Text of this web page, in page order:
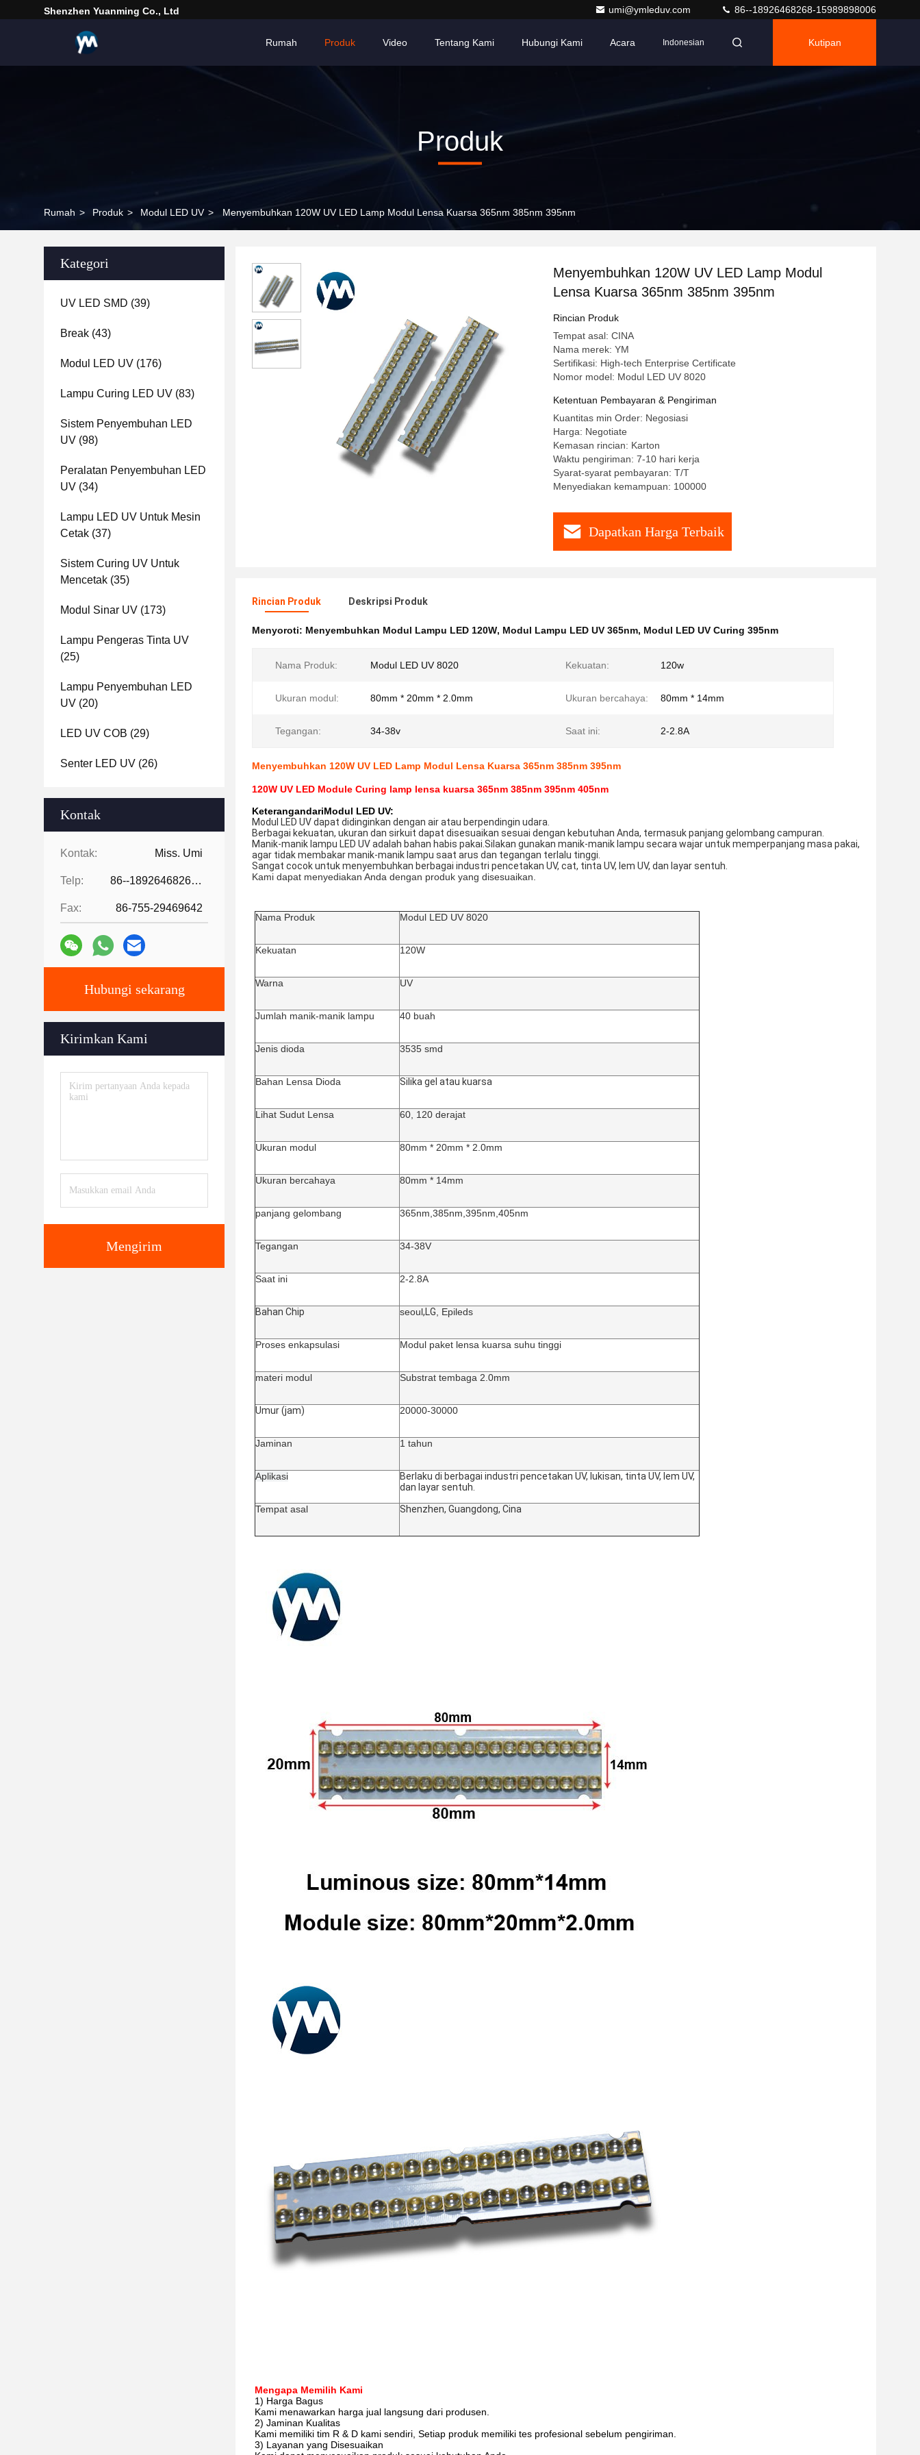
Shenzhen Yuanming Co., Ltd umi@ymleduv.com 86--18926468268-15989898006
Rumah Produk Video Tentang Kami Hubungi Kami Acara Indonesian Kutipan
Produk
Rumah > Produk > Modul LED UV > Menyembuhkan 120W UV LED Lamp Modul Lensa Kuarsa 365nm 385nm 395nm
Kategori
UV LED SMD (39)
Break (43)
Modul LED UV (176)
Lampu Curing LED UV (83)
Sistem Penyembuhan LED
UV (98)
Peralatan Penyembuhan LED
UV (34)
Lampu LED UV Untuk Mesin
Cetak (37)
Sistem Curing UV Untuk
Mencetak (35)
Modul Sinar UV (173)
Lampu Pengeras Tinta UV
(25)
Lampu Penyembuhan LED
UV (20)
LED UV COB (29)
Senter LED UV (26)
Kontak
Kontak: Miss. Umi
Telp: 86--18926468268-15989898006
Fax: 86-755-29469642
Hubungi sekarang
Kirimkan Kami
Mengirim
Menyembuhkan 120W UV LED Lamp Modul
Lensa Kuarsa 365nm 385nm 395nm
Rincian Produk
Tempat asal: CINA
Nama merek: YM
Sertifikasi: High-tech Enterprise Certificate
Nomor model: Modul LED UV 8020
Ketentuan Pembayaran & Pengiriman
Kuantitas min Order: Negosiasi
Harga: Negotiate
Kemasan rincian: Karton
Waktu pengiriman: 7-10 hari kerja
Syarat-syarat pembayaran: T/T
Menyediakan kemampuan: 100000
Dapatkan Harga Terbaik
Rincian Produk Deskripsi Produk
Menyoroti: Menyembuhkan Modul Lampu LED 120W, Modul Lampu LED UV 365nm, Modul LED UV Curing 395nm
Nama Produk: Modul LED UV 8020 Kekuatan: 120w
Ukuran modul: 80mm * 20mm * 2.0mm Ukuran bercahaya: 80mm * 14mm
Tegangan: 34-38v Saat ini: 2-2.8A
Menyembuhkan 120W UV LED Lamp Modul Lensa Kuarsa 365nm 385nm 395nm
120W UV LED Module Curing lamp lensa kuarsa 365nm 385nm 395nm 405nm
KeterangandariModul LED UV:
Modul LED UV dapat didinginkan dengan air atau berpendingin udara.
Berbagai kekuatan, ukuran dan sirkuit dapat disesuaikan sesuai dengan kebutuhan Anda, termasuk panjang gelombang campuran.
Manik-manik lampu LED UV adalah bahan habis pakai.Silakan gunakan manik-manik lampu secara wajar untuk memperpanjang masa pakai,
agar tidak membakar manik-manik lampu saat arus dan tegangan terlalu tinggi.
Sangat cocok untuk menyembuhkan berbagai industri pencetakan UV, cat, tinta UV, lem UV, dan layar sentuh.
Kami dapat menyediakan Anda dengan produk yang disesuaikan.
Nama Produk Modul LED UV 8020
Kekuatan 120W
Warna UV
Jumlah manik-manik lampu 40 buah
Jenis dioda 3535 smd
Bahan Lensa Dioda Silika gel atau kuarsa
Lihat Sudut Lensa 60, 120 derajat
Ukuran modul 80mm * 20mm * 2.0mm
Ukuran bercahaya 80mm * 14mm
panjang gelombang 365nm,385nm,395nm,405nm
Tegangan 34-38V
Saat ini 2-2.8A
Bahan Chip seoul,LG , Epileds
Proses enkapsulasi Modul paket lensa kuarsa suhu tinggi
materi modul Substrat tembaga 2.0mm
Umur (jam) 20000-30000
Jaminan 1 tahun
Aplikasi
Berlaku di berbagai industri pencetakan UV, lukisan, tinta UV, lem UV,
dan layar sentuh.
Tempat asal
Shenzhen, Guangdong, Cina
Mengapa Memilih Kami
1) Harga Bagus
Kami menawarkan harga jual langsung dari produsen.
2) Jaminan Kualitas
Kami memiliki tim R & D kami sendiri, Setiap produk memiliki tes profesional sebelum pengiriman.
3) Layanan yang Disesuaikan